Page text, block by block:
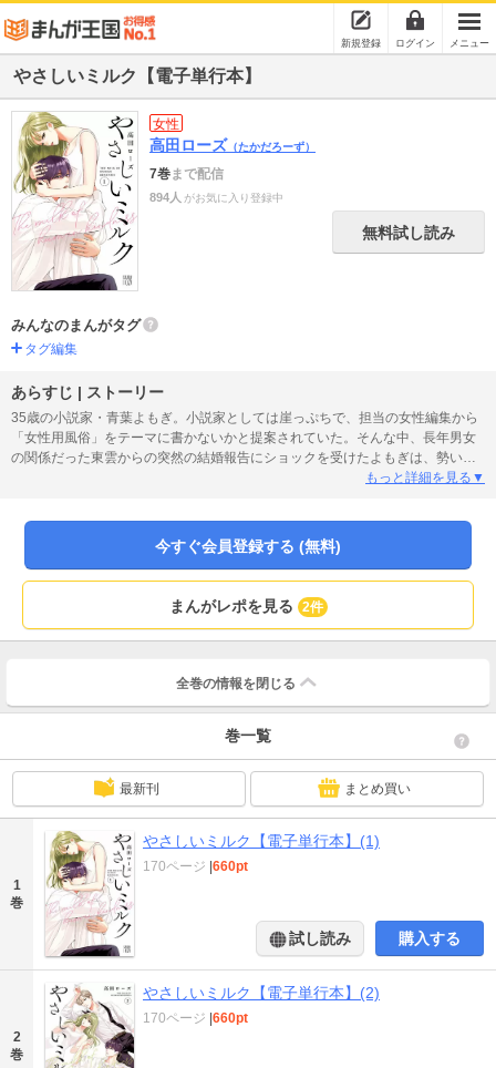
新規登録 ログイン メニュー
やさしいミルク【電子単行本】
女性
高田ローズ （たかだろーず）
7巻まで配信
894人 がお気に入り登録中
無料試し読み
みんなのまんがタグ
タグ編集
あらすじ | ストーリー
35歳の小説家・青葉よもぎ。小説家としては崖っぷちで、担当の女性編集から
「女性用風俗」をテーマに書かないかと提案されていた。そんな中、長年男女
の関係だった東雲からの突然の結婚報告にショックを受けたよもぎは、勢いで
女性用風俗を利用。そこに現れたのは家政夫としてよもぎが雇っているミステ
もっと詳細を見る▼
今すぐ会員登録する (無料)
まんがレポを見る 2件
全巻の情報を 閉じる
巻一覧
最新刊 まとめ買い
1
巻
やさしいミルク【電子単行本】(1)
170ページ |660pt
試し読み 購入する
2
巻
やさしいミルク【電子単行本】(2)
170ページ |660pt